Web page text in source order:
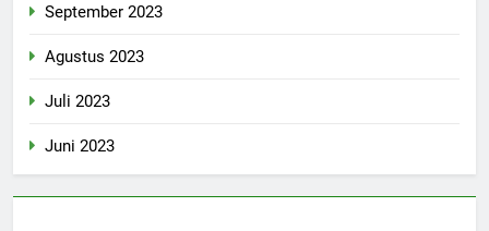
September 2023
Agustus 2023
Juli 2023
Juni 2023